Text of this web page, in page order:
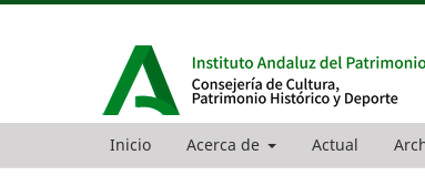
Inicio Acerca de Actual